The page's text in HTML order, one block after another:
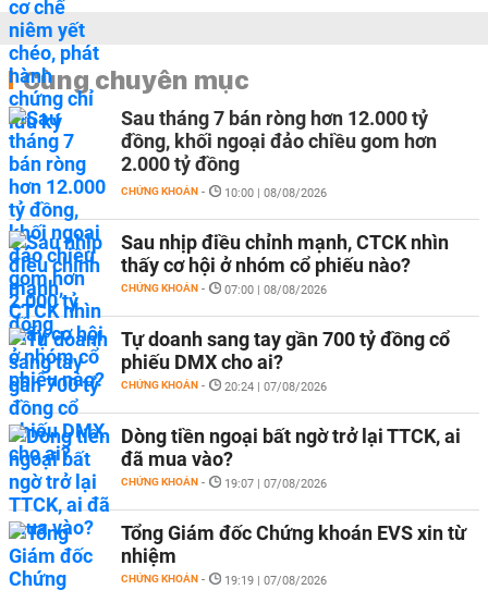
Cùng chuyên mục
Sau tháng 7 bán ròng hơn 12.000 tỷ
đồng, khối ngoại đảo chiều gom hơn
2.000 tỷ đồng
CHỨNG KHOÁN - 10:00 | 08/08/2026
Sau nhịp điều chỉnh mạnh, CTCK nhìn
thấy cơ hội ở nhóm cổ phiếu nào?
CHỨNG KHOÁN - 07:00 | 08/08/2026
Tự doanh sang tay gần 700 tỷ đồng cổ
phiếu DMX cho ai?
CHỨNG KHOÁN - 20:24 | 07/08/2026
Dòng tiền ngoại bất ngờ trở lại TTCK, ai
đã mua vào?
CHỨNG KHOÁN - 19:07 | 07/08/2026
Tổng Giám đốc Chứng khoán EVS xin từ
nhiệm
CHỨNG KHOÁN - 19:19 | 07/08/2026